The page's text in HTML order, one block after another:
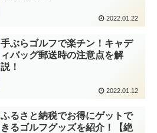
2022.01.22
手ぶらゴルフで楽チン！キャデ
ィバッグ郵送時の注意点を解
説！
2022.01.12
ふるさと納税でお得にゲットで
きるゴルフグッズを紹介！【絶